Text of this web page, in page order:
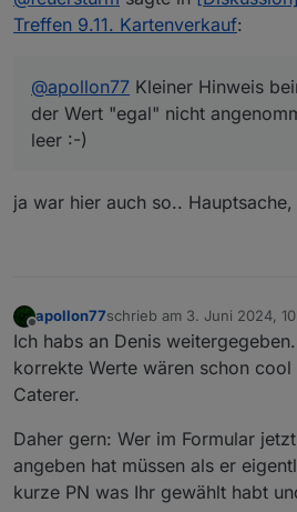
Treffen 9.11. Kartenverkauf:
@apollon77 Kleiner Hinweis
der Wert "egal" nicht
leer :-)
ja war hier auch so..
Offline
apollon77schrieb am 3. Juni 2024,
zuletzt editiert von
Ich habs an Denis
korrekte Werte wären schon
Caterer.
Daher gern: Wer im Formular
angeben hat müssen als er
kurze PN was Ihr gewählt habt